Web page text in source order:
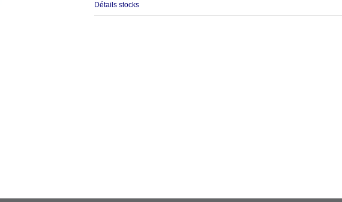
Détails stocks